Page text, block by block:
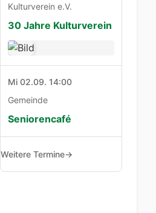
Kulturverein e.V.
30 Jahre Kulturverein
Mi 02.09. 14:00
Gemeinde
Seniorencafé
Weitere Termine→